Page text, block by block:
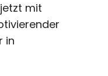
mit
in